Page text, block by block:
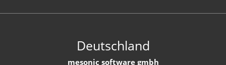
Deutschland
mesonic software gmbh